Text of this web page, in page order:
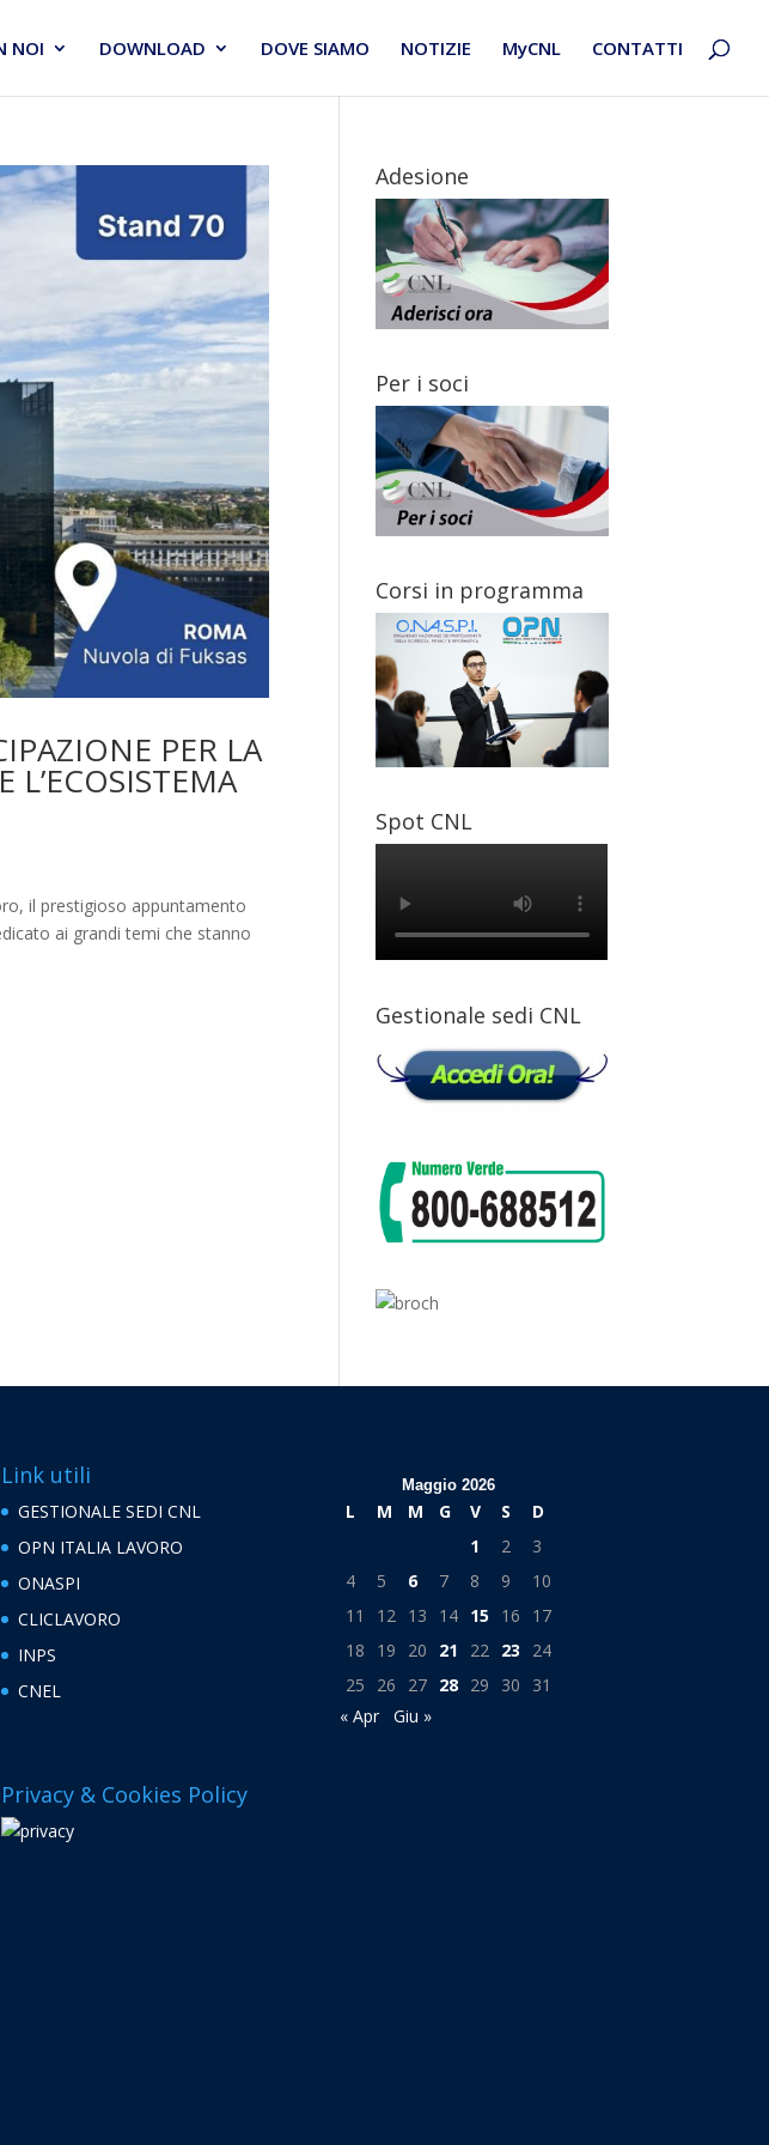
NOI DOWNLOAD DOVE SIAMO NOTIZIE MyCNL CONTATTI
PER LA
il prestigioso appuntamento
ai grandi temi che stanno
Adesione
Per i soci
Corsi in programma
Spot CNL
Gestionale sedi CNL
Link utili
GESTIONALE SEDI CNL
OPN ITALIA LAVORO
ONASPI
CLICLAVORO
INPS
CNEL
Privacy & Cookies Policy
Maggio 2026
L M M G V S
D
1
2
3
4
5 6 7 8 9
10
11
12 13 14 15 16
17
18
19 20 21 22 23
24
25
26 27 28 29 30
31
« Apr
Giu »